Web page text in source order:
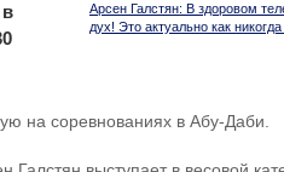
Арсен Галстян: В здоровом
дух! Это актуально как
на соревнованиях в Абу-Даби.